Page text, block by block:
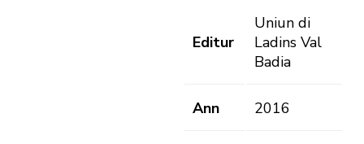
Editur
Uniun di
Ladins Val
Badia
Ann 2016